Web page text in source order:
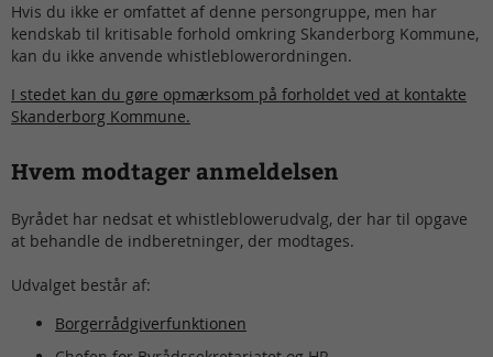
Hvis du ikke er omfattet af denne persongruppe, men har
kendskab til kritisable forhold omkring Skanderborg Kommune,
kan du ikke anvende whistleblowerordningen.
I stedet kan du gøre opmærksom på forholdet ved at kontakte
Skanderborg Kommune.
Hvem modtager anmeldelsen
Byrådet har nedsat et whistleblowerudvalg, der har til opgave
at behandle de indberetninger, der modtages.
Udvalget består af:
Borgerrådgiverfunktionen